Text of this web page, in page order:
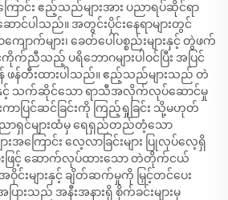
ောင်း ဧည့်သည်များအား ပညာရပ်ဆိုင်ရာ
ာင်ပါသည်။ အတွင်းပိုင်းနေရာများတွင်
ောက်များ၊ ခေတ်ပေါ်ပစ္စည်းများနှင့် တွဲဖက်
ညီသည့် ပရိဘောဂများပါဝင်ပြီး အပြင်
န်တီးထားပါသည်။ ဧည့်သည်များသည် တဲ
နှင့် သက်ဆိုင်သော ရာသီအလိုက်လုပ်ဆောင်မှု
းကာပြင်ဆင်ခြင်းကို ကြည့်ရှုခြင်း သို့မဟုတ်
ာရှင်များထံမှ ရေရှည်တည်တံ့သော
အကြောင်း လေ့လာခြင်းများ ပြုလုပ်လေ့ရှိ
းဖြင့် ဆောက်လုပ်ထားသော တဲတိုက်ငယ်
င်းများနှင့် ချိတ်ဆက်မှုကို မြှင့်တင်ပေး
ြားသည် အနီးအနားရှိ စိုက်ခင်းများမှ